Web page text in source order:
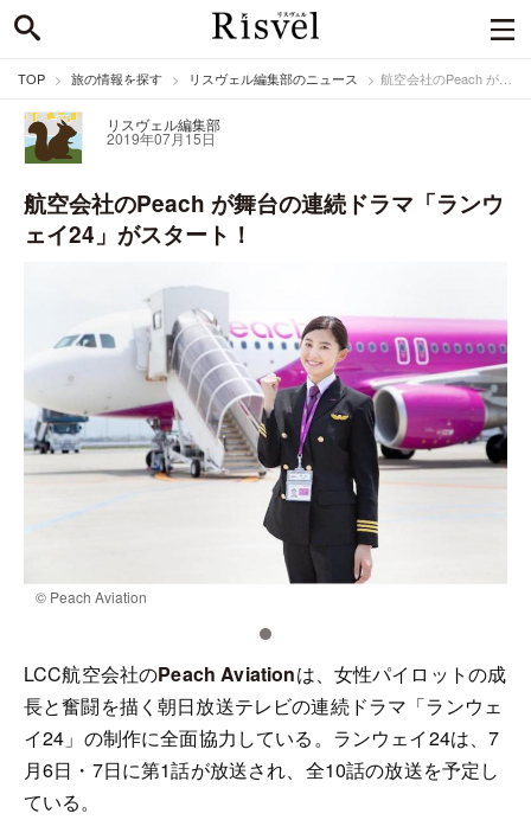
TOP 旅の情報を探す リスヴェル編集部のニュース 航空会社のPeach が舞台の連続ドラマ「ランウェイ24」がスタート！
リスヴェル編集部
2019年07月15日
航空会社のPeach が舞台の連続ドラマ「ランウ
ェイ24」がスタート！
© Peach Aviation
LCC航空会社のPeach Aviationは、女性パイロットの成
長と奮闘を描く朝日放送テレビの連続ドラマ「ランウェ
イ24」の制作に全面協力している。ランウェイ24は、7
月6日・7日に第1話が放送され、全10話の放送を予定し
ている。